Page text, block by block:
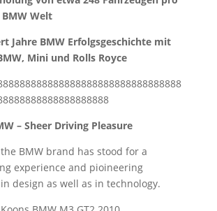
Welt
Jahre BMW Erfolgsgeschichte mit
Mini und Rolls Royce
– Sheer Driving Pleasure
BMW brand has stood for a
experience and pioineering
design as well as in technology.